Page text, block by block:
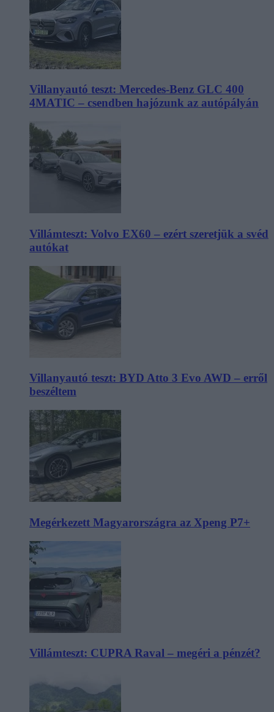
Villanyautó teszt: Mercedes-Benz GLC 400
4MATIC – csendben hajózunk az autópályán
Villámteszt: Volvo EX60 – ezért szeretjük a svéd
autókat
Villanyautó teszt: BYD Atto 3 Evo AWD – erről
beszéltem
Megérkezett Magyarországra az Xpeng P7+
Villámteszt: CUPRA Raval – megéri a pénzét?